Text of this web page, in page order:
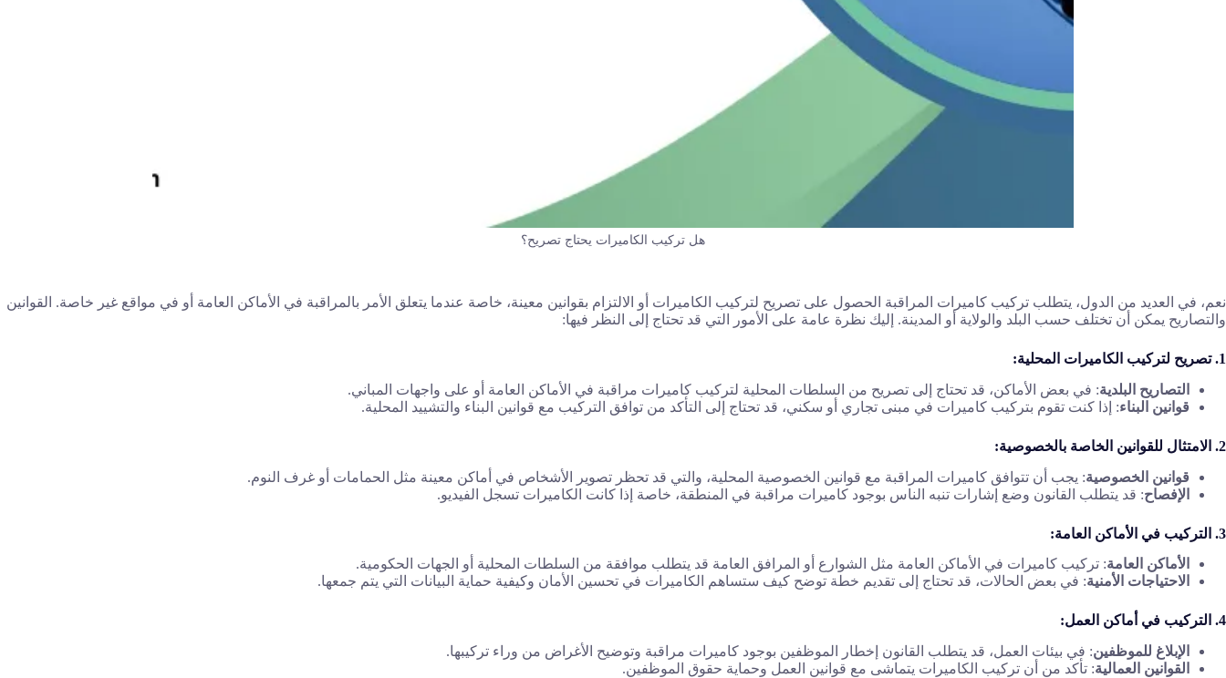
هل تركيب الكاميرات يحتاج تصريح؟
نعم، في العديد من الدول، يتطلب تركيب كاميرات المراقبة الحصول على تصريح لتركيب الكاميرات أو الالتزام بقوانين معينة، خاصة عندما يتعلق الأمر بالمراقبة في الأماكن العامة أو في مواقع غير خاصة. القوانين
والتصاريح يمكن أن تختلف حسب البلد والولاية أو المدينة. إليك نظرة عامة على الأمور التي قد تحتاج إلى النظر فيها:
1. تصريح لتركيب الكاميرات المحلية:
التصاريح البلدية: في بعض الأماكن، قد تحتاج إلى تصريح من السلطات المحلية لتركيب كاميرات مراقبة في الأماكن العامة أو على واجهات المباني.
قوانين البناء: إذا كنت تقوم بتركيب كاميرات في مبنى تجاري أو سكني، قد تحتاج إلى التأكد من توافق التركيب مع قوانين البناء والتشييد المحلية.
2. الامتثال للقوانين الخاصة بالخصوصية:
قوانين الخصوصية: يجب أن تتوافق كاميرات المراقبة مع قوانين الخصوصية المحلية، والتي قد تحظر تصوير الأشخاص في أماكن معينة مثل الحمامات أو غرف النوم.
الإفصاح: قد يتطلب القانون وضع إشارات تنبه الناس بوجود كاميرات مراقبة في المنطقة، خاصة إذا كانت الكاميرات تسجل الفيديو.
3. التركيب في الأماكن العامة:
الأماكن العامة: تركيب كاميرات في الأماكن العامة مثل الشوارع أو المرافق العامة قد يتطلب موافقة من السلطات المحلية أو الجهات الحكومية.
الاحتياجات الأمنية: في بعض الحالات، قد تحتاج إلى تقديم خطة توضح كيف ستساهم الكاميرات في تحسين الأمان وكيفية حماية البيانات التي يتم جمعها.
4. التركيب في أماكن العمل:
الإبلاغ للموظفين: في بيئات العمل، قد يتطلب القانون إخطار الموظفين بوجود كاميرات مراقبة وتوضيح الأغراض من وراء تركيبها.
القوانين العمالية: تأكد من أن تركيب الكاميرات يتماشى مع قوانين العمل وحماية حقوق الموظفين.